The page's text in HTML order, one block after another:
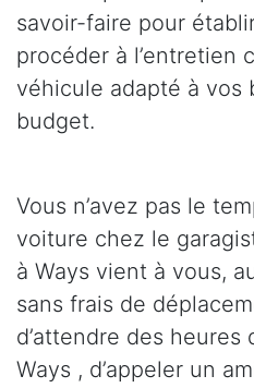
savoir-faire pour
procéder à l’entretien
véhicule adapté à vos
budget.
Vous n’avez pas le
voiture chez le
à Ways vient à vous,
sans frais de
d’attendre des heures
Ways , d’appeler un